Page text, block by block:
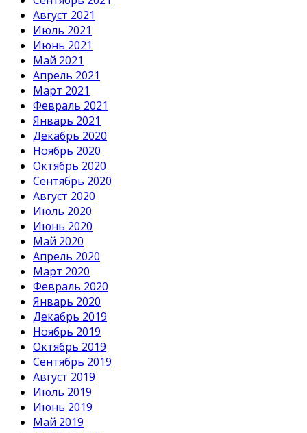
Август 2021
Июль 2021
Июнь 2021
Май 2021
Апрель 2021
Март 2021
Февраль 2021
Январь 2021
Декабрь 2020
Ноябрь 2020
Октябрь 2020
Сентябрь 2020
Август 2020
Июль 2020
Июнь 2020
Май 2020
Апрель 2020
Март 2020
Февраль 2020
Январь 2020
Декабрь 2019
Ноябрь 2019
Октябрь 2019
Сентябрь 2019
Август 2019
Июль 2019
Июнь 2019
Май 2019